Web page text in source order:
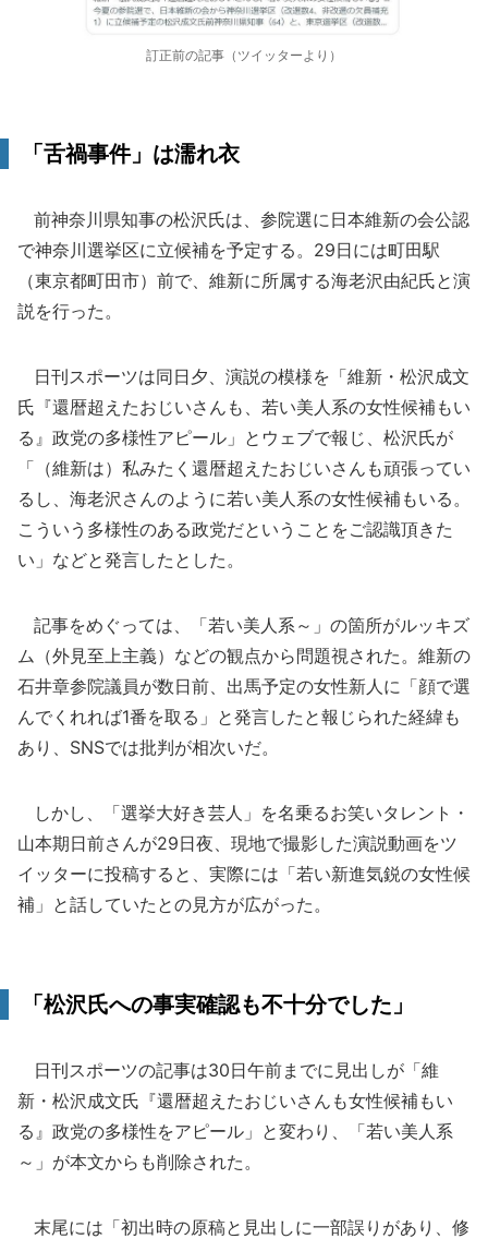
訂正前の記事（ツイッターより）
「舌禍事件」は濡れ衣
前神奈川県知事の松沢氏は、参院選に日本維新の会公認
で神奈川選挙区に立候補を予定する。29日には町田駅
（東京都町田市）前で、維新に所属する海老沢由紀氏と演
説を行った。
日刊スポーツは同日夕、演説の模様を「維新・松沢成文
氏『還暦超えたおじいさんも、若い美人系の女性候補もい
る』政党の多様性アピール」とウェブで報じ、松沢氏が
「（維新は）私みたく還暦超えたおじいさんも頑張ってい
るし、海老沢さんのように若い美人系の女性候補もいる。
こういう多様性のある政党だということをご認識頂きた
い」などと発言したとした。
記事をめぐっては、「若い美人系～」の箇所がルッキズ
ム（外見至上主義）などの観点から問題視された。維新の
石井章参院議員が数日前、出馬予定の女性新人に「顔で選
んでくれれば1番を取る」と発言したと報じられた経緯も
あり、SNSでは批判が相次いだ。
しかし、「選挙大好き芸人」を名乗るお笑いタレント・
山本期日前さんが29日夜、現地で撮影した演説動画をツ
イッターに投稿すると、実際には「若い新進気鋭の女性候
補」と話していたとの見方が広がった。
「松沢氏への事実確認も不十分でした」
日刊スポーツの記事は30日午前までに見出しが「維
新・松沢成文氏『還暦超えたおじいさんも女性候補もい
る』政党の多様性をアピール」と変わり、「若い美人系
～」が本文からも削除された。
末尾には「初出時の原稿と見出しに一部誤りがあり、修